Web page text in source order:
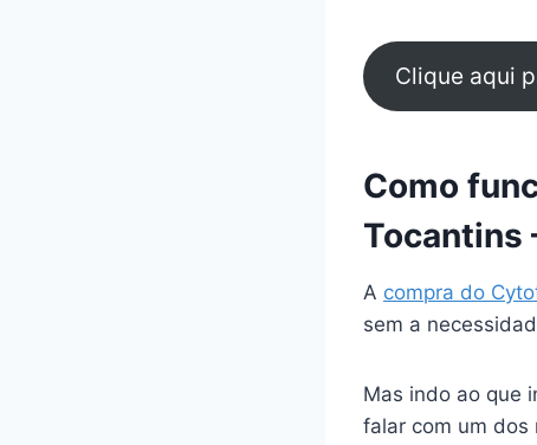
Clique aqui
Como
Tocantins
A compra do
sem a
Mas indo ao que
falar com um dos